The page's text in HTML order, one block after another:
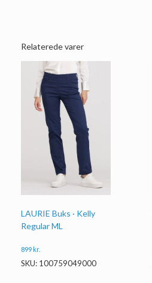
Relaterede varer
LAURIE Buks · Kelly
Regular ML
899 kr.
SKU: 100759049000